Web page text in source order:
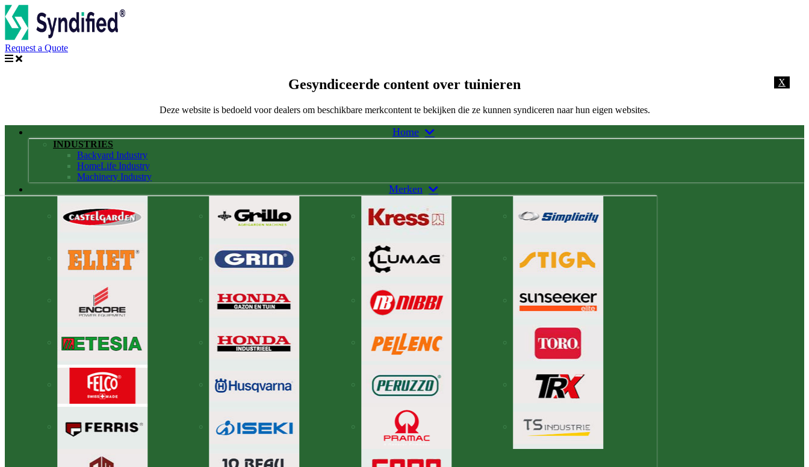
Request a Quote
X
Gesyndiceerde content over tuinieren
Deze website is bedoeld voor dealers om beschikbare merkcontent te bekijken die ze kunnen syndiceren naar hun eigen websites.
Home
INDUSTRIES
Backyard Industry
HomeLife Industry
Machinery Industry
Merken